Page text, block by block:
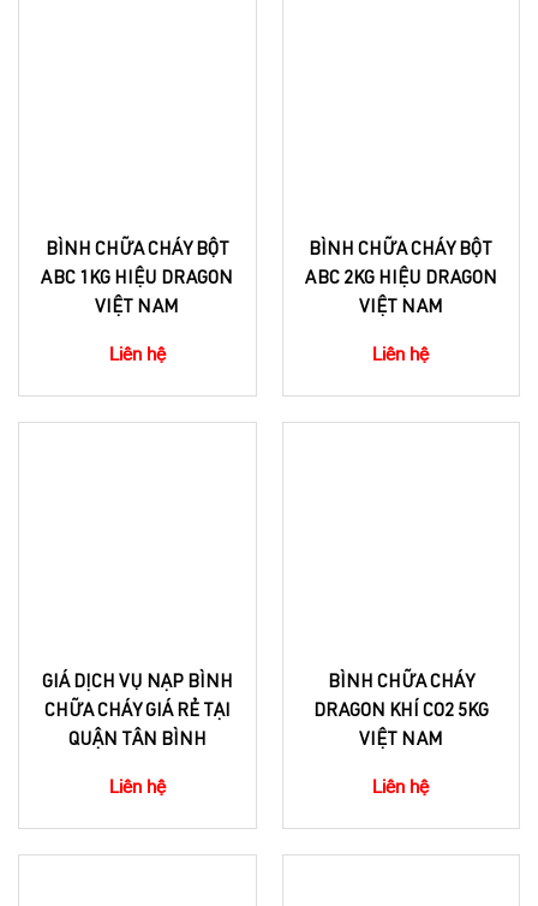
BÌNH CHỮA CHÁY BỘT
ABC 1KG HIỆU DRAGON
VIỆT NAM
Liên hệ
BÌNH CHỮA CHÁY BỘT
ABC 2KG HIỆU DRAGON
VIỆT NAM
Liên hệ
GIÁ DỊCH VỤ NẠP BÌNH
CHỮA CHÁY GIÁ RẺ TẠI
QUẬN TÂN BÌNH
Liên hệ
BÌNH CHỮA CHÁY
DRAGON KHÍ CO2 5KG
VIỆT NAM
Liên hệ